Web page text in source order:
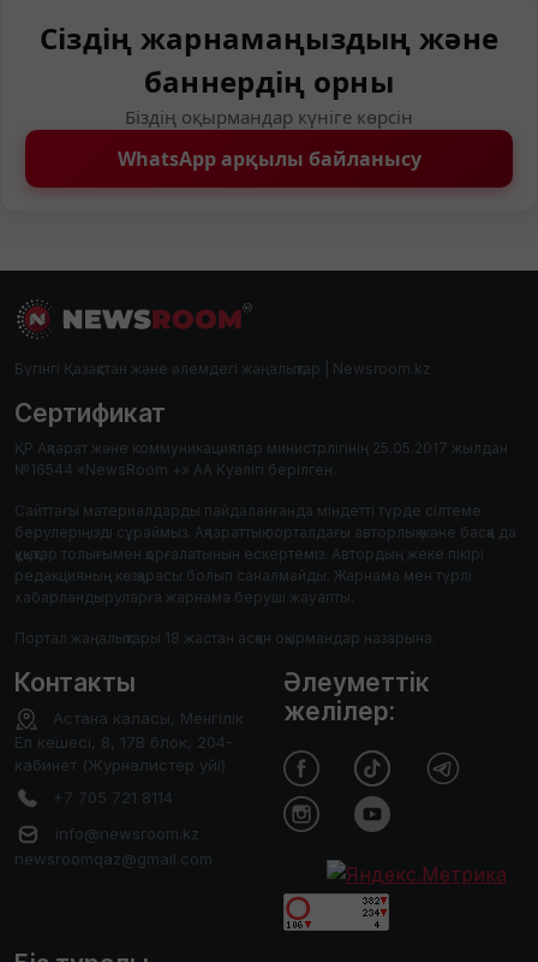
Сіздің жарнамаңыздың және
баннердің орны
Біздің оқырмандар күніге көрсін
WhatsApp арқылы байланысу
Бүгінгі Қазақстан және әлемдегі жаңалықтар | Newsroom.kz
Сертификат
ҚР Ақпарат және коммуникациялар министрлігінің 25.05.2017 жылдан
№16544 «NewsRoom +» АА Куәлігі берілген.
Сайттағы материалдарды пайдаланғанда міндетті түрде сілтеме
берулеріңізді сұраймыз. Ақпараттық порталдағы авторлық және басқа да
құқықтар толығымен қорғалатынын ескертеміз. Автордың жеке пікірі
редакцияның көзқарасы болып саналмайды. Жарнама мен түрлі
хабарландыруларға жарнама беруші жауапты.
Портал жаңалықтары 18 жастан асқан оқырмандар назарына.
Контакты
Астана каласы, Менгілік
Ел кешесі, 8, 17В блок, 204-
кабинет (Журналистер уйі)
+7 705 721 8114
info@newsroom.kz
newsroomqaz@gmail.com
Әлеуметтік
желілер: